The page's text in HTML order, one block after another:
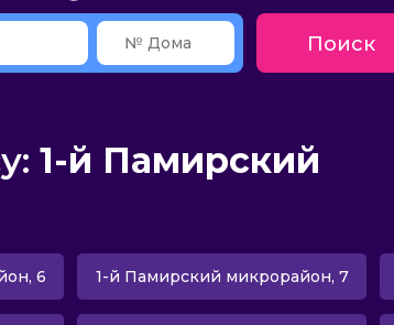
Поиск
1-й Памирский
6 1-й Памирский микрорайон, 7